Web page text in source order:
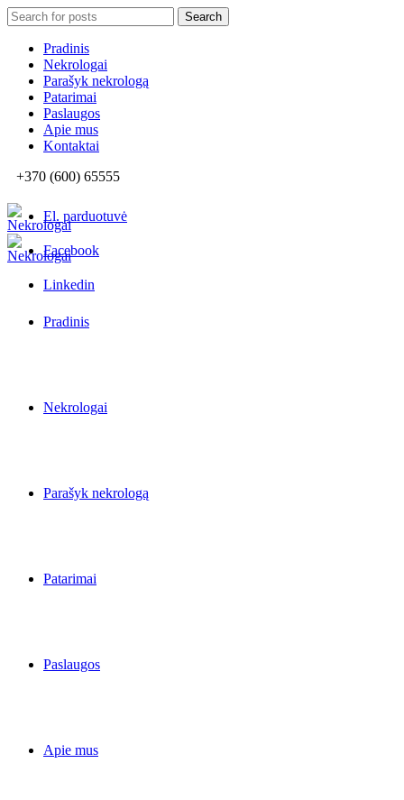
Search
for:
Search
Pradinis
Nekrologai
Parašyk nekrologą
Patarimai
Paslaugos
Apie mus
Kontaktai
+370 (600) 65555
El. parduotuvė
Facebook
Linkedin
Pradinis
Nekrologai
Parašyk nekrologą
Patarimai
Paslaugos
Apie mus